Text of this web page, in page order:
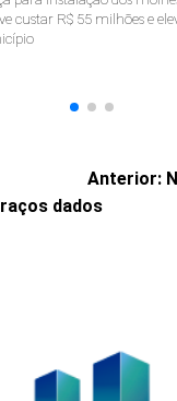
custar R$ 55 milhões e
Anterior:
dados